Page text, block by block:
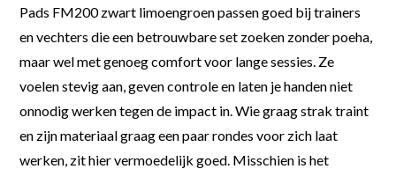
Pads FM200 zwart limoengroen passen goed bij trainers
en vechters die een betrouwbare set zoeken zonder poeha,
maar wel met genoeg comfort voor lange sessies. Ze
voelen stevig aan, geven controle en laten je handen niet
onnodig werken tegen de impact in. Wie graag strak traint
en zijn materiaal graag een paar rondes voor zich laat
werken, zit hier vermoedelijk goed. Misschien is het